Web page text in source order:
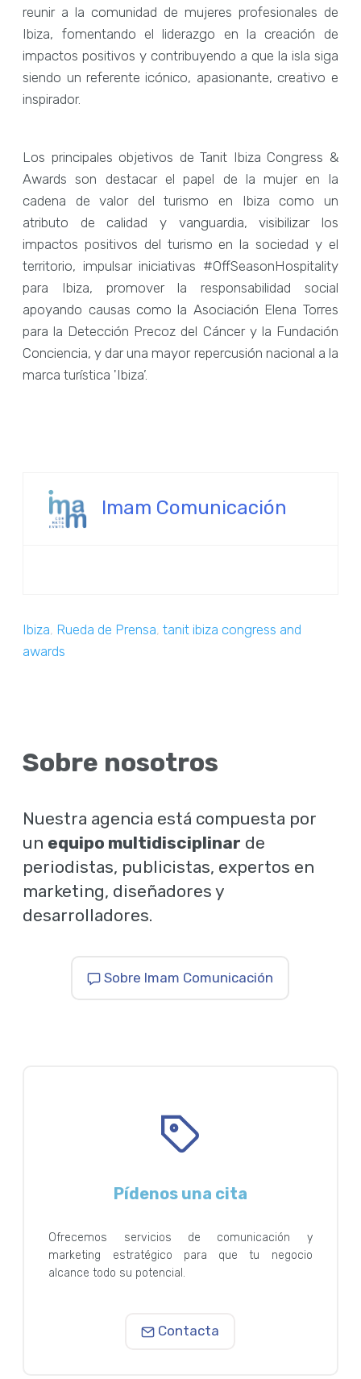
reunir a la comunidad de mujeres profesionales de
Ibiza, fomentando el liderazgo en la creación de
impactos positivos y contribuyendo a que la isla siga
siendo un referente icónico, apasionante, creativo e
inspirador.
Los principales objetivos de Tanit Ibiza Congress &
Awards son destacar el papel de la mujer en la
cadena de valor del turismo en Ibiza como un
atributo de calidad y vanguardia, visibilizar los
impactos positivos del turismo en la sociedad y el
territorio, impulsar iniciativas #OffSeasonHospitality
para Ibiza, promover la responsabilidad social
apoyando causas como la Asociación Elena Torres
para la Detección Precoz del Cáncer y la Fundación
Conciencia, y dar una mayor repercusión nacional a la
marca turística 'Ibiza’.
Imam Comunicación
Ibiza, Rueda de Prensa,tanit ibiza congress and
awards
Sobre nosotros
Nuestra agencia está compuesta por
un equipo multidisciplinar de
periodistas, publicistas, expertos en
marketing, diseñadores y
desarrolladores.
Sobre Imam Comunicación
Pídenos una cita
Ofrecemos servicios de comunicación y
marketing estratégico para que tu negocio
alcance todo su potencial.
Contacta